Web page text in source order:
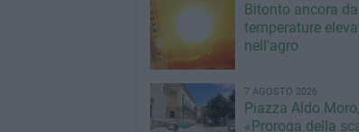
Bitonto ancora
temperature
nell'agro
7 AGOSTO 2026
Piazza Aldo
«Proroga della